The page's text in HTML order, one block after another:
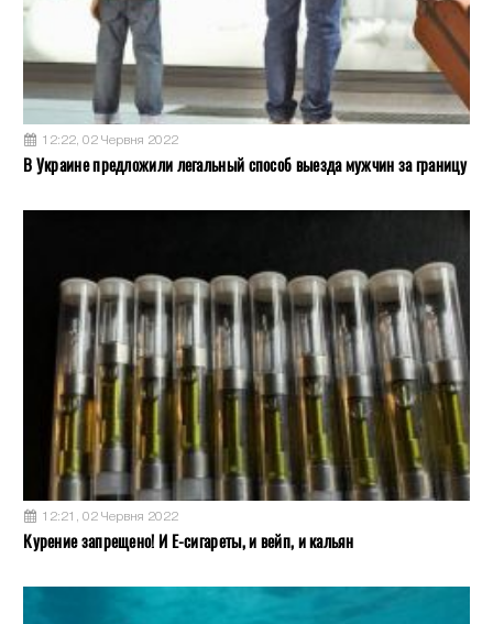
12:22, 02 Червня 2022
В Украине предложили легальный способ выезда мужчин за границу
12:21, 02 Червня 2022
Курение запрещено! И Е-сигареты, и вейп, и кальян